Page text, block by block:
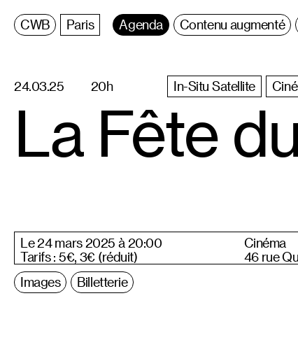
Centre
Wallonie
Bruxelles
Paris Agenda Contenu augmenté
24.03.25 20h In-Situ Satellite
La Fête
Le 24 mars 2025 à 20:00
Tarifs : 5€, 3€ (réduit)
Cinéma
46 rue
Images
Billetterie